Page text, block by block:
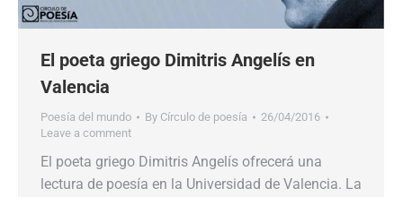
El poeta griego Dimitris Angelís en
Valencia
Poesía del mundo By Círculo de poesía
26/04/2016
Leave a comment
El poeta griego Dimitris Angelís ofrecerá una
lectura de poesía en la Universidad de Valencia. La